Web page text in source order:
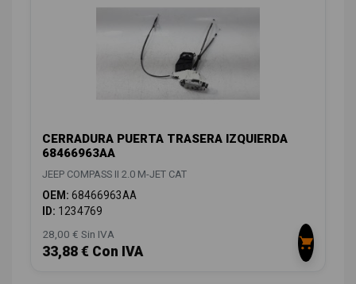
CERRADURA PUERTA TRASERA IZQUIERDA
68466963AA
JEEP COMPASS II 2.0 M-JET CAT
OEM: 68466963AA
ID: 1234769
28,00 € Sin IVA
33,88 € Con IVA